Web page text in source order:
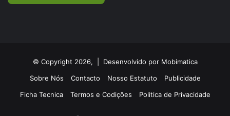
© Copyright 2026, | Desenvolvido por Mobimatica
Sobre Nós
Contacto Nosso Estatuto
Publicidade
Ficha Tecnica
Termos e Codições Politica de Privacidade